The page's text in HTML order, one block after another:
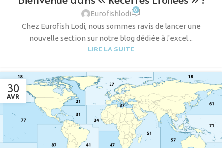
Eurofishlodi 0
Chez Eurofish Lodi, nous sommes ravis de lancer une
nouvelle section sur notre blog dédiée à l'excel...
LIRE LA SUITE
30
AVR